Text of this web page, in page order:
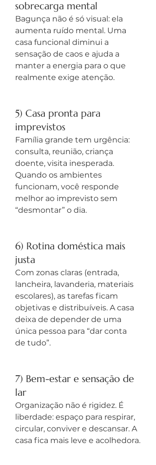
sobrecarga mental
Bagunça não é só visual: ela
aumenta ruído mental. Uma
casa funcional diminui a
sensação de caos e ajuda a
manter a energia para o que
realmente exige atenção.
5) Casa pronta para
imprevistos
Família grande tem urgência:
consulta, reunião, criança
doente, visita inesperada.
Quando os ambientes
funcionam, você responde
melhor ao imprevisto sem
“desmontar” o dia.
6) Rotina doméstica mais
justa
Com zonas claras (entrada,
lancheira, lavanderia, materiais
escolares), as tarefas ficam
objetivas e distribuíveis. A casa
deixa de depender de uma
única pessoa para “dar conta
de tudo”.
7) Bem-estar e sensação de
lar
Organização não é rigidez. É
liberdade: espaço para respirar,
circular, conviver e descansar. A
casa fica mais leve e acolhedora.